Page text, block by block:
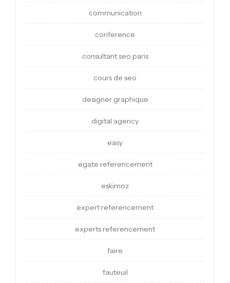
communication
conference
consultant seo paris
cours de seo
designer graphique
digital agency
easy
egate referencement
eskimoz
expert referencement
experts referencement
faire
fauteuil